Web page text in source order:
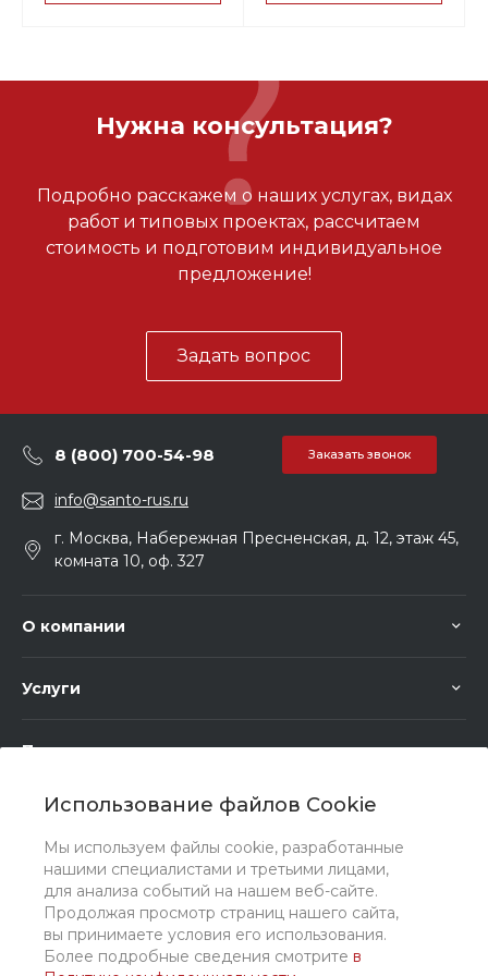
Использование файлов Cookie
Мы используем файлы cookie, разработанные
нашими специалистами и третьими лицами,
для анализа событий на нашем веб-сайте.
Продолжая просмотр страниц нашего сайта,
вы принимаете условия его использования.
Более подробные сведения смотрите в
Нужна консультация?
Подробно расскажем о наших услугах, видах
работ и типовых проектах, рассчитаем
стоимость и подготовим индивидуальное
предложение!
Задать вопрос
8 (800) 700-54-98 Заказать звонок
info@santo-rus.ru
г. Москва, Набережная Пресненская, д. 12, этаж 45,
комната 10, оф. 327
О компании
Услуги
Помощь
Мы в соц. сетях